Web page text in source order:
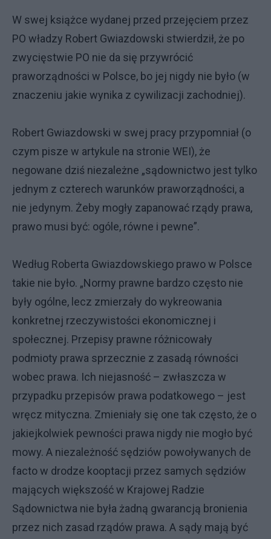
W swej książce wydanej przed przejęciem przez
PO władzy Robert Gwiazdowski stwierdził, że po
zwycięstwie PO nie da się przywrócić
praworządności w Polsce, bo jej nigdy nie było (w
znaczeniu jakie wynika z cywilizacji zachodniej).
Robert Gwiazdowski w swej pracy przypomniał (o
czym pisze w artykule na stronie WEI), że
negowane dziś niezależne „sądownictwo jest tylko
jednym z czterech warunków praworządności, a
nie jedynym. Żeby mogły zapanować rządy prawa,
prawo musi być: ogóle, równe i pewne”.
Według Roberta Gwiazdowskiego prawo w Polsce
takie nie było. „Normy prawne bardzo często nie
były ogólne, lecz zmierzały do wykreowania
konkretnej rzeczywistości ekonomicznej i
społecznej. Przepisy prawne różnicowały
podmioty prawa sprzecznie z zasadą równości
wobec prawa. Ich niejasność – zwłaszcza w
przypadku przepisów prawa podatkowego – jest
wręcz mityczna. Zmieniały się one tak często, że o
jakiejkolwiek pewności prawa nigdy nie mogło być
mowy. A niezależność sędziów powoływanych de
facto w drodze kooptacji przez samych sędziów
mających większość w Krajowej Radzie
Sądownictwa nie była żadną gwarancją bronienia
przez nich zasad rządów prawa. A sądy mają być